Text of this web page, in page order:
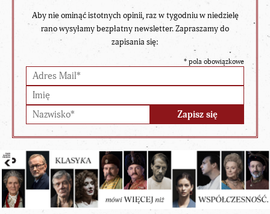
Aby nie ominąć istotnych opinii, raz w tygodniu w niedzielę
rano wysyłamy bezpłatny newsletter. Zapraszamy do
zapisania się:
* pola obowiązkowe